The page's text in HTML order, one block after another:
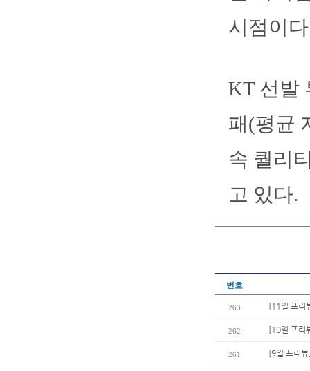
시점이
KT 선발
패(평균
속 퀄리
고 있다.
번호
263 [11일 프리
262 [10일 프리
261 [9일 프리